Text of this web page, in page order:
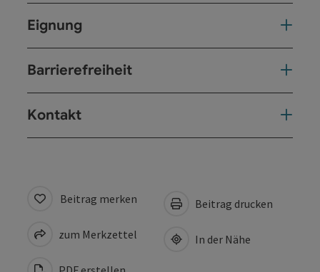
Eignung
Barrierefreiheit
Kontakt
Beitrag merken
zum Merkzettel
Beitrag drucken
In der Nähe